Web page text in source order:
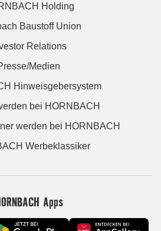
Holding
Baustoff Union
Relations
Medien
Hinweisgebersystem
bei HORNBACH
werden bei HORNBACH
Werbeklassiker
Apps